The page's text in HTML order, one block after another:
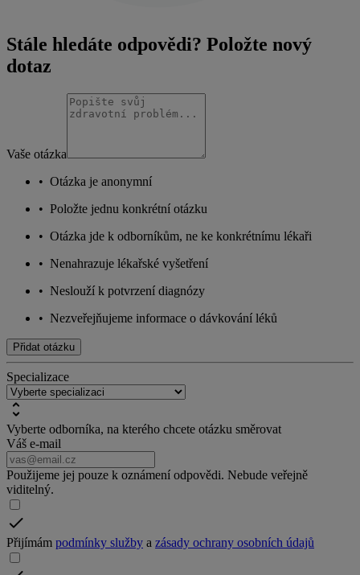
Stále hledáte odpovědi? Položte nový
dotaz
Vaše otázka
• Otázka je anonymní
• Položte jednu konkrétní otázku
• Otázka jde k odborníkům, ne ke konkrétnímu lékaři
• Nenahrazuje lékařské vyšetření
• Neslouží k potvrzení diagnózy
• Nezveřejňujeme informace o dávkování léků
Přidat otázku
Specializace
Vyberte odborníka, na kterého chcete otázku směrovat
Váš e-mail
Použijeme jej pouze k oznámení odpovědi. Nebude veřejně
viditelný.
Přijímám podmínky služby a zásady ochrany osobních údajů